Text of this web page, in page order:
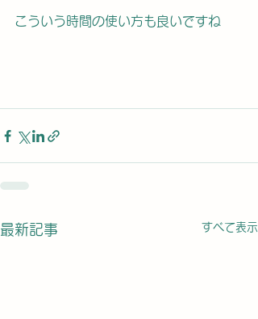
こういう時間の使い方も良いですね
最新記事 すべて表示